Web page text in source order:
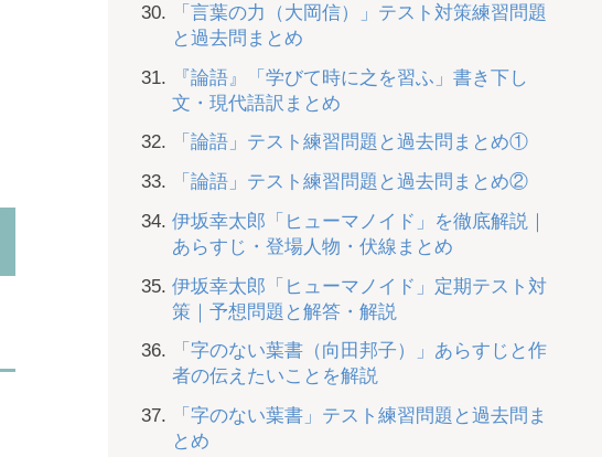
「言葉の力（大岡信）」テスト対策練習問題
と過去問まとめ
『論語』「学びて時に之を習ふ」書き下し
文・現代語訳まとめ
「論語」テスト練習問題と過去問まとめ①
「論語」テスト練習問題と過去問まとめ②
伊坂幸太郎「ヒューマノイド」を徹底解説｜
あらすじ・登場人物・伏線まとめ
伊坂幸太郎「ヒューマノイド」定期テスト対
策｜予想問題と解答・解説
「字のない葉書（向田邦子）」あらすじと作
者の伝えたいことを解説
「字のない葉書」テスト練習問題と過去問ま
とめ